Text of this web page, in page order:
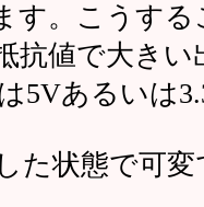
す。こうす
抗値で大き
5Vあるいは
した状態で